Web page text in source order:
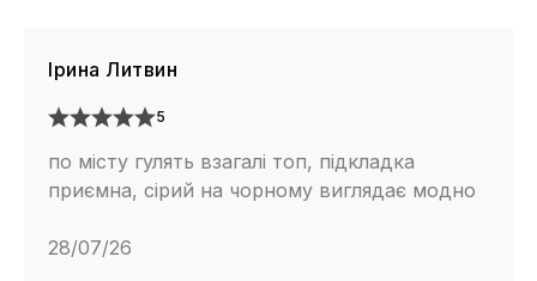
Ірина Литвин
5
по місту гулять взагалі топ, підкладка
приємна, сірий на чорному виглядає модно
28/07/26